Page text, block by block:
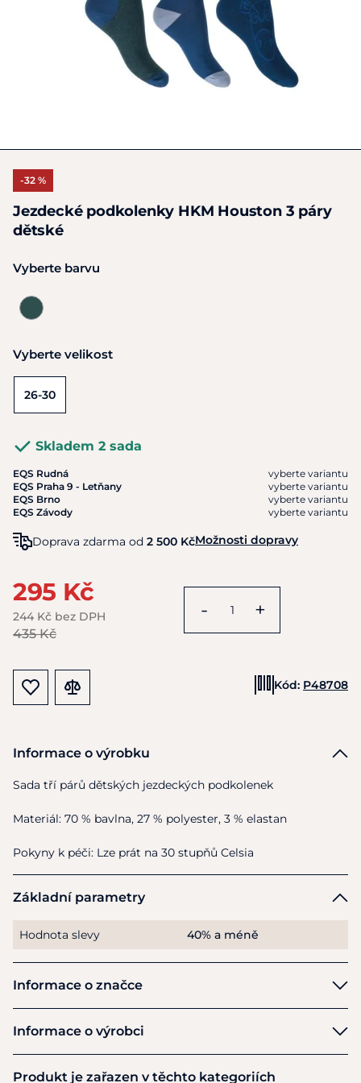
-32 %
Jezdecké podkolenky HKM Houston 3 páry
dětské
Vyberte barvu
Vyberte velikost
26-30
Skladem 2 sada
EQS Rudná
vyberte variantu
EQS Praha 9 - Letňany
vyberte variantu
EQS Brno
vyberte variantu
EQS Závody
vyberte variantu
Doprava zdarma od 2 500 KčMožnosti dopravy
295 Kč
244 Kč bez DPH
435 Kč
- +
Kód: P48708
Informace o výrobku
Sada tří párů dětských jezdeckých podkolenek
Materiál: 70 % bavlna, 27 % polyester, 3 % elastan
Pokyny k péči: Lze prát na 30 stupňů Celsia
Základní parametry
Hodnota slevy 40% a méně
Informace o značce
HKM
Informace o výrobci
Produkt je zařazen v těchto kategoriích